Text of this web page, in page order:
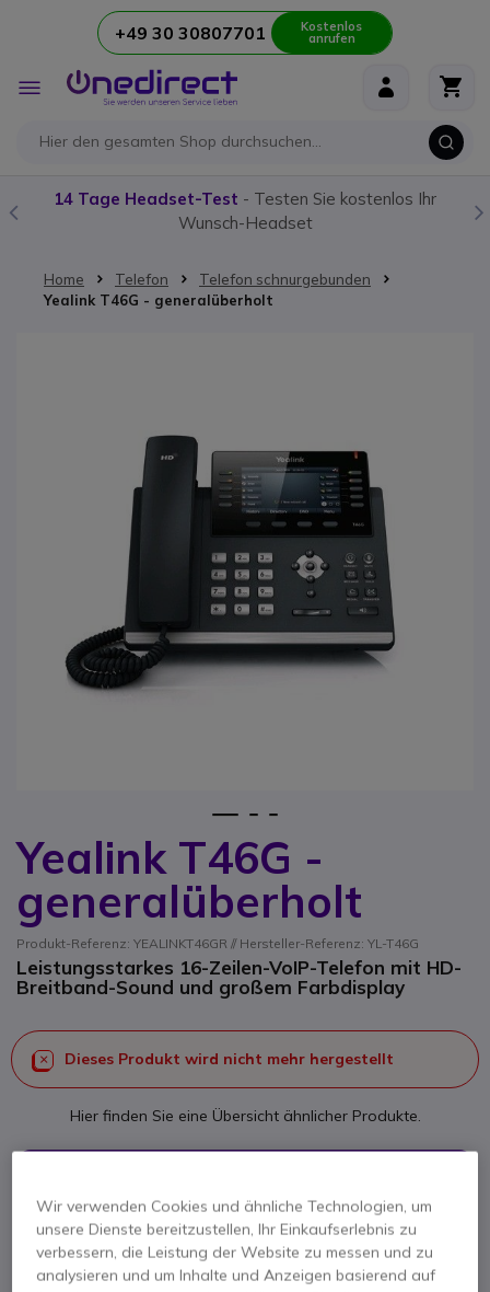
Zum Inhalt springen+49 30 30807701 Kostenlos
anrufen
Navigation
umschalten
14 Tage Headset-Test - Testen Sie kostenlos Ihr
Wunsch-Headset
Home Telefon
Telefon schnurgebunden
Yealink T46G - generalüberholt
Yealink T46G -
generalüberholt
Produkt-Referenz: YEALINKT46GR // Hersteller-Referenz: YL-T46G
Leistungsstarkes 16-Zeilen-VoIP-Telefon mit HD-
Breitband-Sound und großem Farbdisplay
Dieses Produkt wird nicht mehr hergestellt
Hier finden Sie eine Übersicht ähnlicher Produkte.
Kontaktieren Sie uns - Kostenlos anrufen
+49 30 30807701
F.A.Q Live Chat
Zum Anfang der Bildgalerie springen
Wir verwenden Cookies und ähnliche Technologien, um
unsere Dienste bereitzustellen, Ihr Einkaufserlebnis zu
verbessern, die Leistung der Website zu messen und zu
analysieren und um Inhalte und Anzeigen basierend auf